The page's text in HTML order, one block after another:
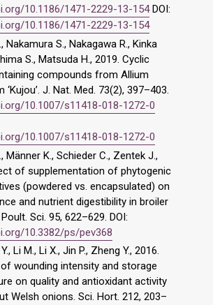
10.1186/1471-2229-13-154DOI:
10.1186/1471-2229-13-154
Nakamura S., Nakagawa R., Kinka
S., Matsuda H., 2019. Cyclic
compounds from Allium
J. Nat. Med. 73(2), 397–403.
10.1007/s11418-018-1272-0
10.1007/s11418-018-1272-0
Männer K., Schieder C., Zentek J.,
of supplementation of phytogenic
(powdered vs. encapsulated) on
and nutrient digestibility in broiler
Sci. 95, 622–629. DOI:
10.3382/ps/pev368
Li M., Li X., Jin P., Zheng Y., 2016.
wounding intensity and storage
on quality and antioxidant activity
Welsh onions. Sci. Hort. 212, 203–